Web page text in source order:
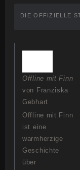
DIE OFFIZIELLE
Offline mit Finn
von Franziska
Gebhart
Offline mit Finn
ist eine
warmherzige
Geschichte
über